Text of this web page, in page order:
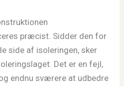
præcist. Sidder den for
side af isoleringen, sker
Det er en fejl,
endnu sværere at udbedre